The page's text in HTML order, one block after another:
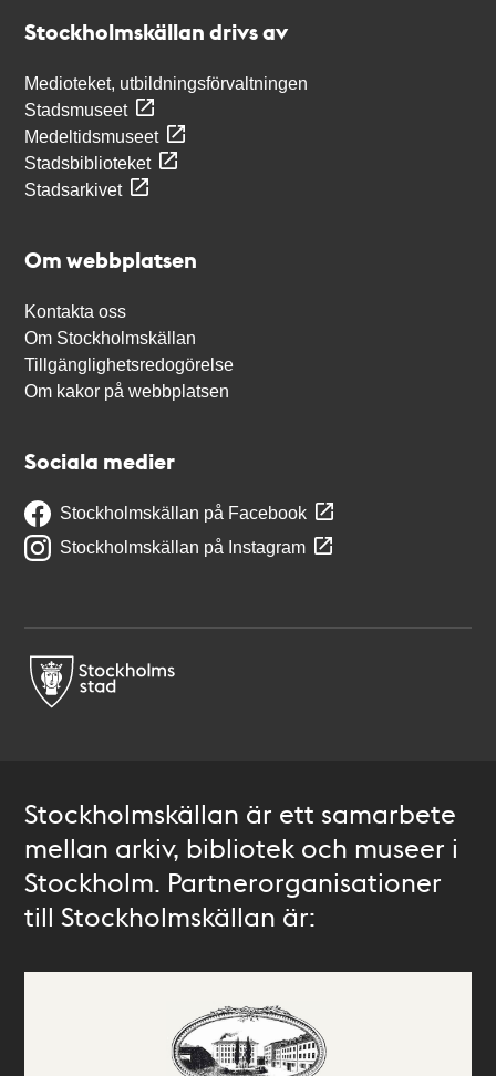
Stockholmskällan drivs av
Medioteket, utbildningsförvaltningen
Stadsmuseet
Medeltidsmuseet
Stadsbiblioteket
Stadsarkivet
Om webbplatsen
Kontakta oss
Om Stockholmskällan
Tillgänglighetsredogörelse
Om kakor på webbplatsen
Sociala medier
Stockholmskällan på Facebook
Stockholmskällan på Instagram
Stockholmskällan är ett samarbete
mellan arkiv, bibliotek och museer i
Stockholm. Partnerorganisationer
till Stockholmskällan är: